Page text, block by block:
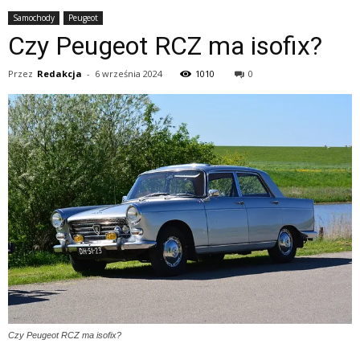
Samochody Peugeot
Czy Peugeot RCZ ma isofix?
Przez Redakcja - 6 września 2024 1010 0
Czy Peugeot RCZ ma isofix?